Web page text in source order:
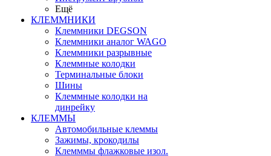
Ещё
КЛЕММНИКИ
Клеммники DEGSON
Клеммники аналог WAGO
Клеммники разрывные
Клеммные колодки
Терминальные блоки
Шины
Клеммные колодки на
динрейку
КЛЕММЫ
Автомобильные клеммы
Зажимы, крокодилы
Клемммы флажковые изол.